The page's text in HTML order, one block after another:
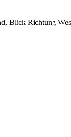
Blick Richtung